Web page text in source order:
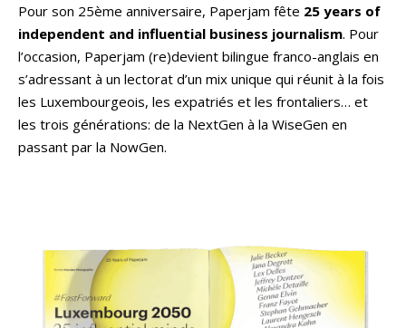
Pour son 25ème anniversaire, Paperjam fête 25 years of
independent and influential business journalism. Pour
l’occasion, Paperjam (re)devient bilingue franco-anglais en
s’adressant à un lectorat d’un mix unique qui réunit à la fois
les Luxembourgeois, les expatriés et les frontaliers… et
les trois générations: de la NextGen à la WiseGen en
passant par la NowGen.